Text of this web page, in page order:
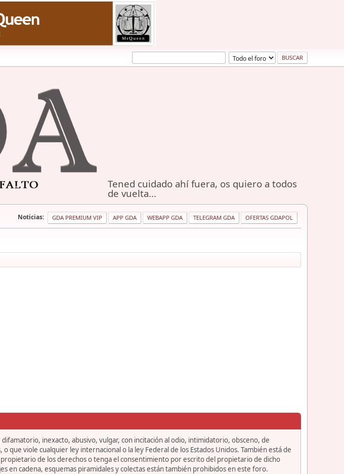
Tened cuidado ahí fuera, os quiero a todos
de vuelta...
Noticias: GDA PREMIUM VIP APP GDA WEBAPP GDA TELEGRAM GDA OFERTAS GDAPOL
inexacto, abusivo, vulgar, con incitación al odio, intimidatorio, obsceno, de
viole cualquier ley internacional o la ley Federal de los Estados Unidos. También está de
de los derechos o tenga el consentimiento por escrito del propietario de dicho
en cadena, esquemas piramidales y colectas están también prohibidos en este foro.